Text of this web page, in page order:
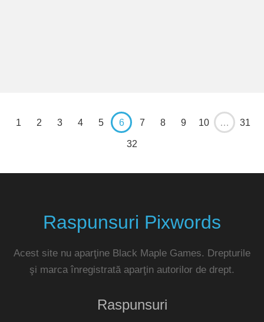
1 2 3 4 5 6 7 8 9 10 … 31
32
Raspunsuri Pixwords
Acest site nu aparţine Black Maple Games. Drepturile
şi marca înregistrată aparţin autorilor de drept.
Raspunsuri